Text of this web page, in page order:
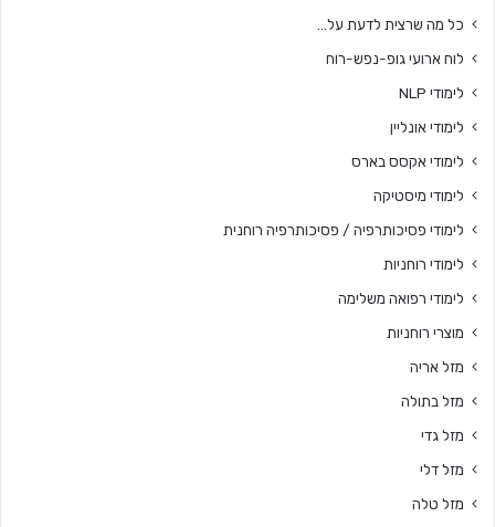
כל מה שרצית לדעת על…
לוח ארועי גופ-נפש-רוח
לימודי NLP
לימודי אונליין
לימודי אקסס בארס
לימודי מיסטיקה
לימודי פסיכותרפיה / פסיכותרפיה רוחנית
לימודי רוחניות
לימודי רפואה משלימה
מוצרי רוחניות
מזל אריה
מזל בתולה
מזל גדי
מזל דלי
מזל טלה